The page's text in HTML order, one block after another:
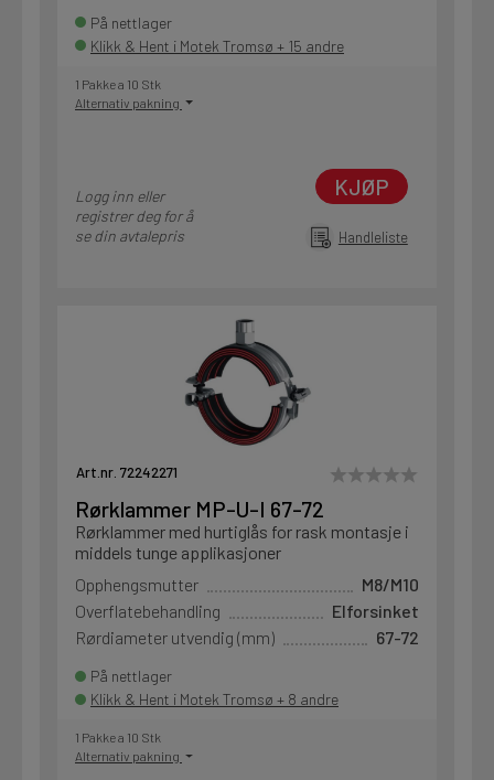
På nettlager
Klikk & Hent i Motek Tromsø + 15 andre
1 Pakke a 10 Stk
Alternativ pakning
Logg inn eller
registrer deg for å
se din avtalepris
KJØP
Handleliste
Art.nr. 72242271
Rørklammer MP-U-I 67-72
Rørklammer med hurtiglås for rask montasje i
middels tunge applikasjoner
Opphengsmutter
M8/M10
Overflatebehandling
Elforsinket
Rørdiameter utvendig (mm)
67-72
På nettlager
Klikk & Hent i Motek Tromsø + 8 andre
1 Pakke a 10 Stk
Alternativ pakning